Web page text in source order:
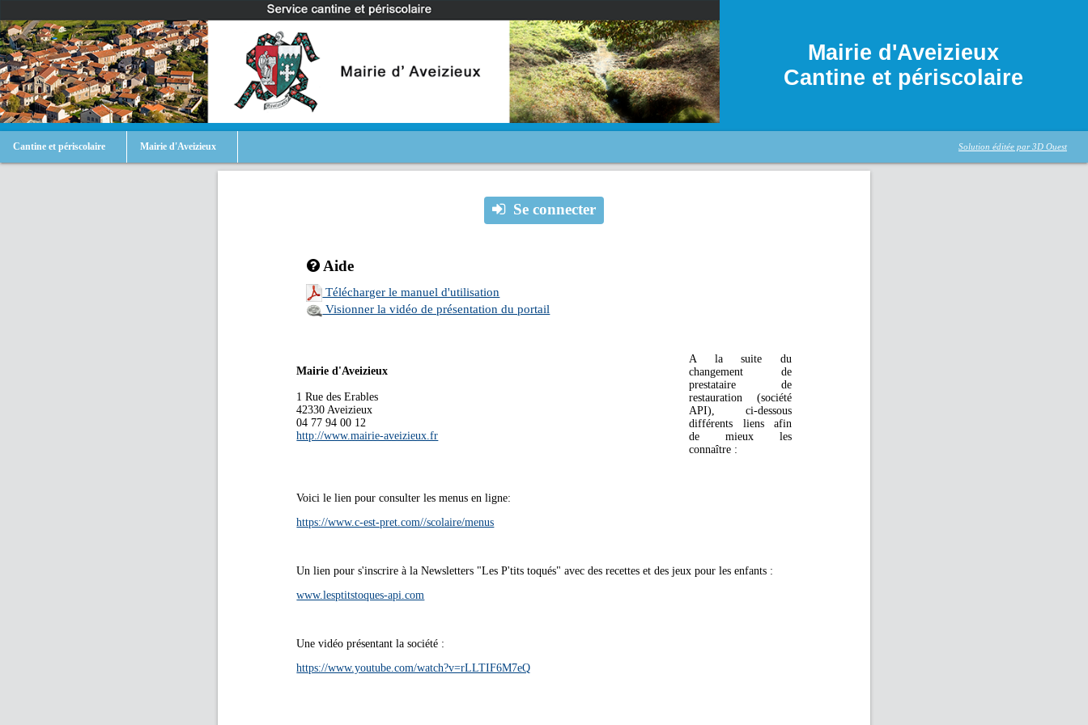
Mairie d'Aveizieux
Cantine et périscolaire
Cantine et périscolaire Mairie d'Aveizieux Solution éditée par 3D Ouest
Se connecter
Aide
Télécharger le manuel d'utilisation
Visionner la vidéo de présentation du portail
Mairie d'Aveizieux
1 Rue des Erables
42330 Aveizieux
04 77 94 00 12
http://www.mairie-aveizieux.fr
A la suite du
changement de
prestataire de
restauration (société
API), ci-dessous
différents liens afin
de mieux les
connaître :
Voici le lien pour consulter les menus en ligne:
https://www.c-est-pret.com//scolaire/menus
Un lien pour s'inscrire à la Newsletters "Les P'tits toqués" avec des recettes et des jeux pour les enfants :
www.lesptitstoques-api.com
Une vidéo présentant la société :
https://www.youtube.com/watch?v=rLLTIF6M7eQ